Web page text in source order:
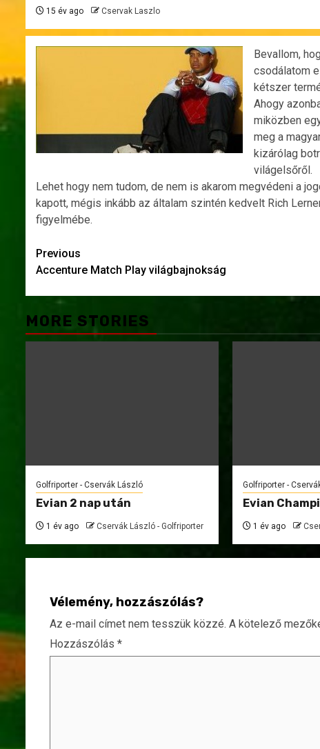
15 év ago Cservak Laszlo
Bevallom,
csodálatom
kétszer
Ahogy
miközben
meg a
kizárólag
világelsőről.
Lehet hogy nem tudom, de nem is akarom megvédeni a
kapott, mégis inkább az általam szintén kedvelt Rich
figyelmébe.
Post
navigation
Previous
Accenture Match Play világbajnokság
MORE STORIES
Golfriporter - Cservák László
Evian 2 nap után
1 év ago Cservák László - Golfriporter
Golfriporter -
Evian
1 év ago
Vélemény, hozzászólás?
Az e-mail címet nem tesszük közzé. A kötelező
Hozzászólás *